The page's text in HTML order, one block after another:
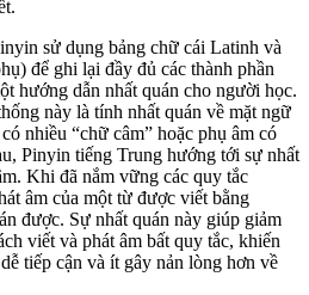
sử dụng bảng chữ cái Latinh và
để ghi lại đầy đủ các thành phần
hướng dẫn nhất quán cho người học.
này là tính nhất quán về mặt ngữ
nhiều “chữ câm” hoặc phụ âm có
Pinyin tiếng Trung hướng tới sự nhất
Khi đã nắm vững các quy tắc
âm của một từ được viết bằng
được. Sự nhất quán này giúp giảm
viết và phát âm bất quy tắc, khiến
tiếp cận và ít gây nản lòng hơn về